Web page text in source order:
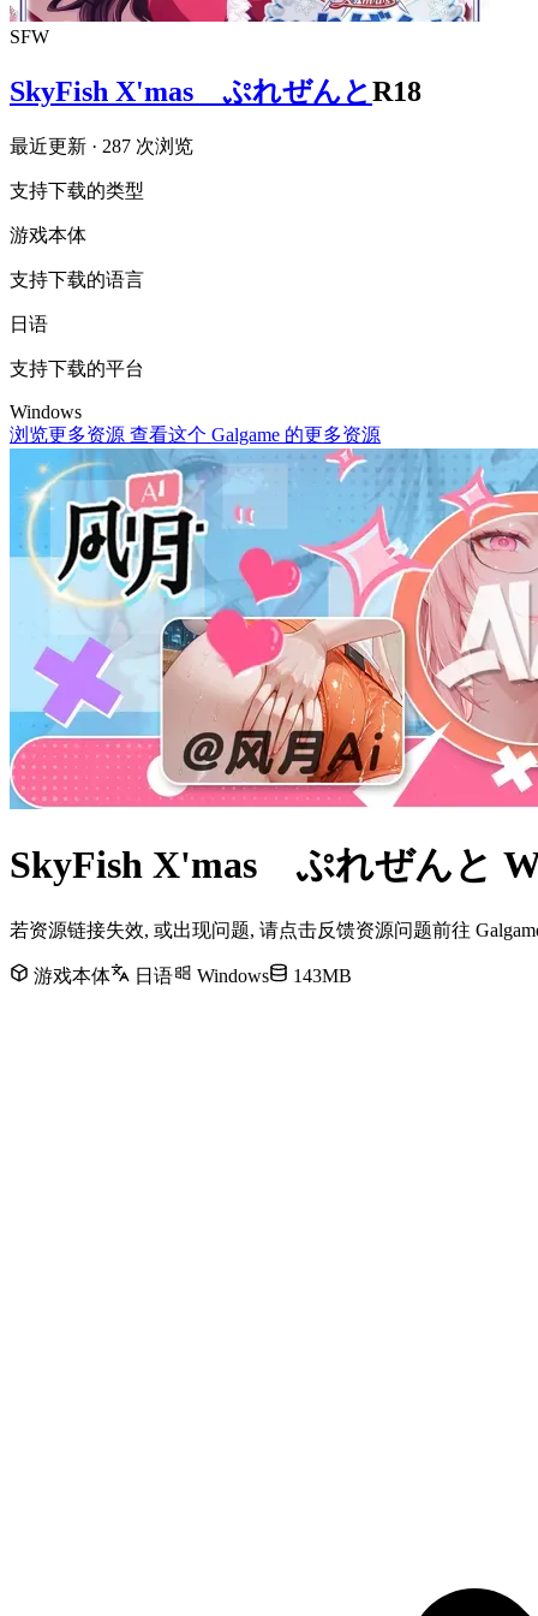
SFW
SkyFish X'mas ぷれぜんとR18
最近更新 · 287 次浏览
支持下载的类型
游戏本体
支持下载的语言
日语
支持下载的平台
Windows
浏览更多资源 查看这个 Galgame 的更多资源
SkyFish X'mas ぷれぜんと
若资源链接失效, 或出现问题, 请点击反馈资源问题前往
游戏本体 日语 Windows 143MB